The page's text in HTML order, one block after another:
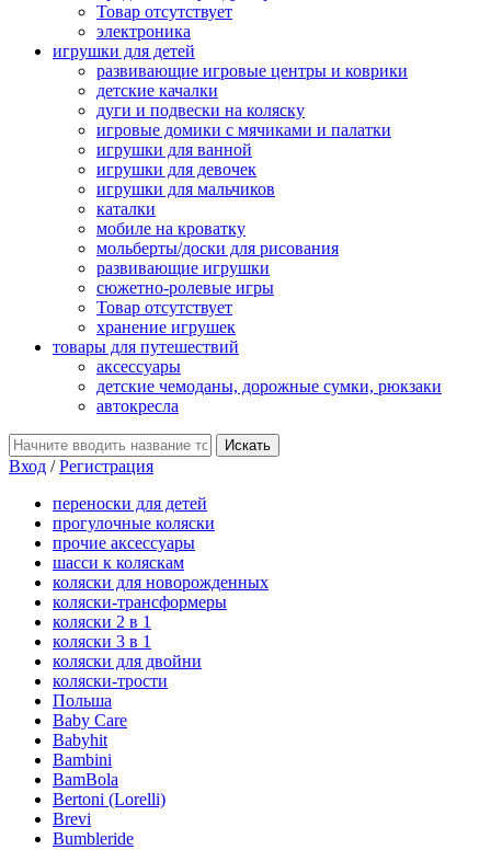
Товар отсутствует
электроника
игрушки для детей
развивающие игровые центры и коврики
детские качалки
дуги и подвески на коляску
игровые домики с мячиками и палатки
игрушки для ванной
игрушки для девочек
игрушки для мальчиков
каталки
мобиле на кроватку
мольберты/доски для рисования
развивающие игрушки
сюжетно-ролевые игры
Товар отсутствует
хранение игрушек
товары для путешествий
аксессуары
детские чемоданы, дорожные сумки, рюкзаки
автокресла
Вход /Регистрация
переноски для детей
прогулочные коляски
прочие аксессуары
шасси к коляскам
коляски для новорожденных
коляски-трансформеры
коляски 2 в 1
коляски 3 в 1
коляски для двойни
коляски-трости
Польша
Baby Care
Babyhit
Bambini
BamBola
Bertoni (Lorelli)
Brevi
Bumbleride